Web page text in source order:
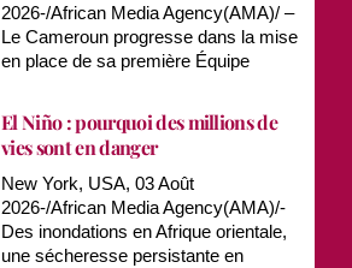
2026-/African Media Agency(AMA)/ –
Le Cameroun progresse dans la mise
en place de sa première Équipe
El Niño : pourquoi des millions de
vies sont en danger
New York, USA, 03 Août
2026-/African Media Agency(AMA)/-
Des inondations en Afrique orientale,
une sécheresse persistante en